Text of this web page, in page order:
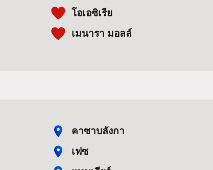
โอเอซิเรีย
เมนารา มอลล์
คาซาบลังกา
เฟซ